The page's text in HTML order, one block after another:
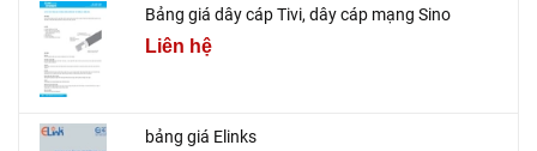
Bảng giá dây cáp Tivi, dây cáp mạng Sino
Liên hệ
bảng giá Elinks